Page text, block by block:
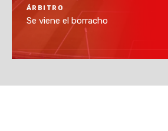
ÁRBITRO
Se viene el borracho